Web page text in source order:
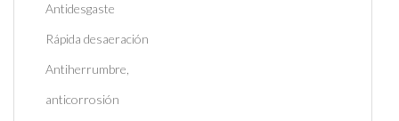
Antidesgaste
Rápida desaeración
Antiherrumbre,
anticorrosión